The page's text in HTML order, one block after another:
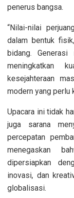
penerus bangsa.
“Nilai-nilai
dalam bentuk
bidang. Generasi
meningkatkan
kesejahteraan
modern yang perlu
Upacara ini tidak
juga sarana
percepatan
menegaskan
dipersiapkan
inovasi, dan
globalisasi.